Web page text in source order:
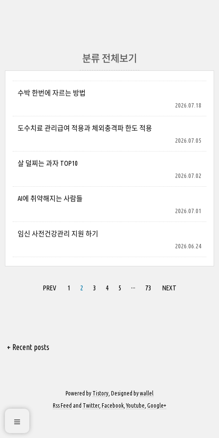
분류 전체보기
수박 한번에 자르는 방법
2026.07.18
도수치료 관리급여 적용과 체외충격파 한도 적용
2026.07.05
살 덜찌는 과자 TOP10
2026.07.02
AI에 취약해지는 사람들
2026.07.01
임신 사전건강관리 지원 하기
2026.06.24
PREV 1 2 3 4 5 ··· 73 NEXT
+ Recent posts
Powered by Tistory , Designed bywallel
Rss Feed and Twitter, Facebook ,Youtube Google+